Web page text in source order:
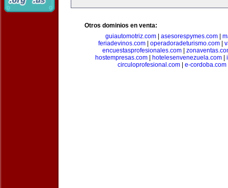
Otros dominios en venta:
guiautomotriz.com
asesorespymes.com
feriadevinos.com
operadoradeturismo.com
encuestasprofesionales.com
hostempresas.com
hotelesenvenezuela.com
circuloprofesional.com| e-cordoba.com